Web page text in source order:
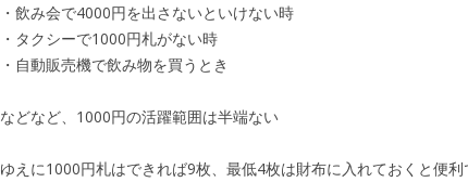
・飲み会で4000円を出さないといけない時
・タクシーで1000円札がない時
・自動販売機で飲み物を買うとき
などなど、1000円の活躍範囲は半端ない
ゆえに1000円札はできれば9枚、最低4枚は財布に入れておくと便利